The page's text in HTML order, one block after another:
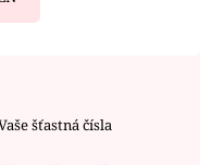
šťastná čísla